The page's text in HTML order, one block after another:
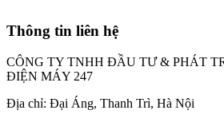
Thông tin liên hệ
CÔNG TY TNHH ĐẦU TƯ & PHÁT
ĐIỆN MÁY 247
Địa chỉ: Đại Áng, Thanh Trì, Hà Nội